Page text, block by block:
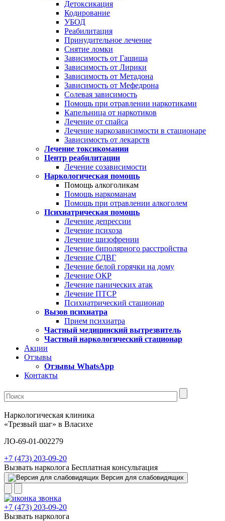
Детоксикация
Кодирование
УБОД
Реабилитация
Принудительное лечение
Снятие ломки
Зависимость от Гашиша
Зависимость от Лирики
Зависимость от Метадона
Зависимость от Мефедрона
Солевая зависимость
Помощь при отравлении наркотиками
Капельница от наркотиков
Лечение от спайса
Лечение наркозависимости в стационаре
Зависимость от лекарств
Лечение токсикомании
Центр реабилитации
Лечение созависимости
Наркологическая помощь
Помощь алкоголикам
Помощь наркоманам
Помощь при отравлении алкоголем
Психиатрическая помощь
Лечение депрессии
Лечение психоза
Лечение шизофрении
Лечение биполярного расстройства
Лечение СДВГ
Лечение белой горячки на дому
Лечение ОКР
Лечение панических атак
Лечение ПТСР
Психиатрический стационар
Вызов психиатра
Прием психиатра
Частный медицинский вытрезвитель
Частный наркологический стационар
Акции
Отзывы
Отзывы WhatsApp
Контакты
Наркологическая клиника
«Трезвый шаг» в Власихе
ЛО-69-01-002279
+7 (473) 203-09-20
Вызвать нарколога Бесплатная консультация
Версия для слабовидящих
+7 (473) 203-09-20
Вызвать нарколога